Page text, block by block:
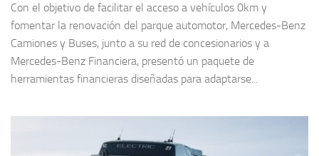
Con el objetivo de facilitar el acceso a vehículos 0km y
fomentar la renovación del parque automotor, Mercedes-Benz
Camiones y Buses, junto a su red de concesionarios y a
Mercedes-Benz Financiera, presentó un paquete de
herramientas financieras diseñadas para adaptarse...